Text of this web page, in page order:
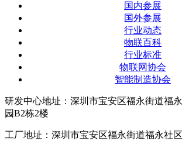
国内参展
国外参展
行业动态
物联百科
行业标准
物联网协会
智能制造协会
研发中心地址：深圳市宝安区福永街道福
园B2栋2楼
工厂地址：深圳市宝安区福永街道福永社